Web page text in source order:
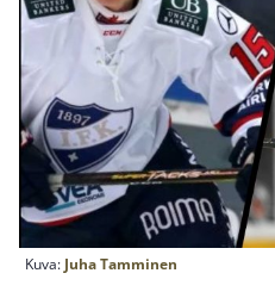
Kuva: Juha Tamminen